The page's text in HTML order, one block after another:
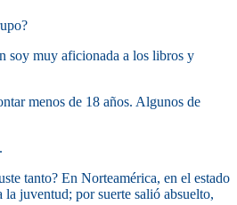
soy muy aficionada a los libros y
menos de 18 años. Algunos de
tanto? En Norteamérica, en el estado
juventud; por suerte salió absuelto,